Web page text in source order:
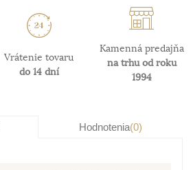
Vrátenie tovaru
do 14 dní
Kamenná predajňa
na trhu od roku
1994
Hodnotenia(0)